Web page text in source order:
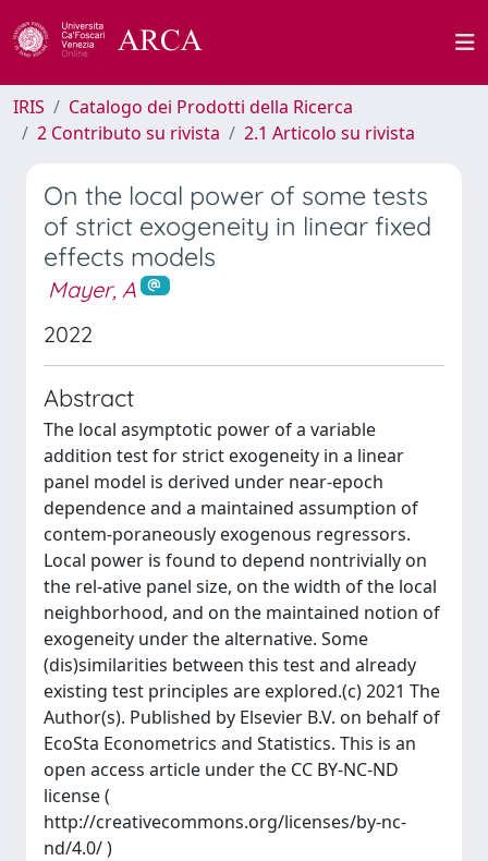
IRIS
Catalogo dei Prodotti della Ricerca
2 Contributo su rivista
2.1 Articolo su rivista
On the local power of some tests
of strict exogeneity in linear fixed
effects models
Mayer, A
2022
Abstract
The local asymptotic power of a variable
addition test for strict exogeneity in a linear
panel model is derived under near-epoch
dependence and a maintained assumption of
contem-poraneously exogenous regressors.
Local power is found to depend nontrivially on
the rel-ative panel size, on the width of the local
neighborhood, and on the maintained notion of
exogeneity under the alternative. Some
(dis)similarities between this test and already
existing test principles are explored.(c) 2021 The
Author(s). Published by Elsevier B.V. on behalf of
EcoSta Econometrics and Statistics. This is an
open access article under the CC BY-NC-ND
license (
http://creativecommons.org/licenses/by-nc-
nd/4.0/ )